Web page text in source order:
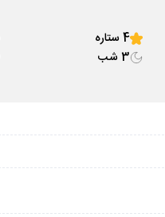
4 ستاره
3 شب